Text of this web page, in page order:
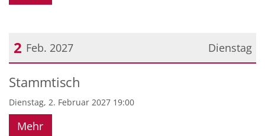
Dienstag
2 Feb. 2027
Datum: 2. Februar 2027
Stammtisch
Dienstag, 2. Februar 2027 19:00
Mehr